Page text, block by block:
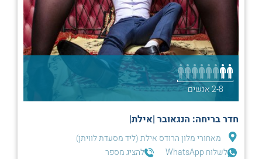
2-8 אנשים
חדר בריחה: הנגאובר |אילת|
מאחורי מלון הרודס אילת (ליד מסעדת לוויתן)
לשלוח WhatsApp
להציג מספר